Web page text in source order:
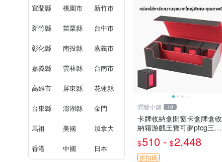
宜蘭縣 桃園市 新竹市
新竹縣 苗栗縣 台中市
彰化縣 南投縣 嘉義市
嘉義縣 雲林縣 台南市
高雄市 屏東縣 花蓮縣
台東縣 澎湖縣 金門
馬祖 美國 加拿大
香港 中國 日本
潤發小舖 10
卡牌收納盒開窗卡盒牌盒收
納箱游戲王寶可夢ptcg三國
殺海賊王dtcg
$510 - $2,448
折扣碼